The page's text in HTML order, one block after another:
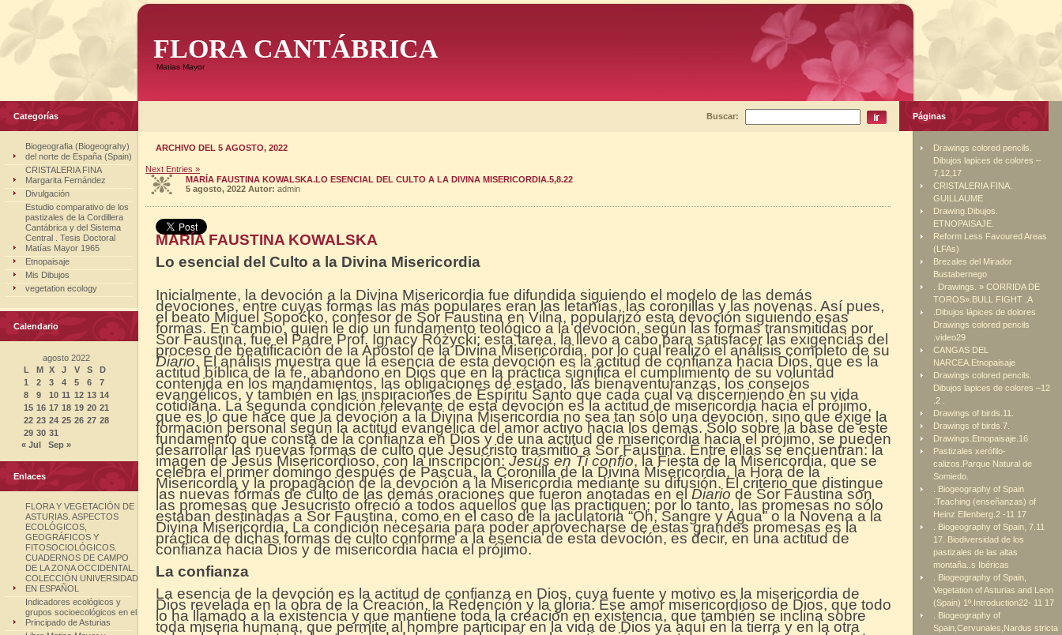
FLORA CANTÁBRICA
Matias Mayor
Categorías
Biogeografia (Biogeograhy)
del norte de España (Spain)
CRISTALERIA FINA
Margarita Fernández
Divulgación
Estudio comparativo de los
pastizales de la Cordillera
Cantábrica y del Sistema
Central . Tesis Doctoral
Matías Mayor 1965
Etnopaisaje
Mis Dibujos
vegetation ecology
Calendario
agosto 2022
L
M X J V S
D
1
2 3 4 5 6
7
8
9 10 11 12 13 14
15 16 17 18 19 20 21
22 23 24 25 26 27 28
29 30 31
« Jul
Sep »
Enlaces
FLORA Y VEGETACIÓN DE
ASTURIAS. ASPECTOS
ECOLÓGICOS,
GEOGRÁFICOS Y
FITOSOCIOLÓGICOS.
CUADERNOS DE CAMPO
DE LA ZONA OCCIDENTAL.
COLECCIÓN UNIVERSIDAD
EN ESPAÑOL
Indicadores ecológicos y
grupos socioecológicos en el
Principado de Asturias
Buscar:
ARCHIVO DEL 5 AGOSTO, 2022
Next Entries »
MARÍA FAUSTINA KOWALSKA.LO ESENCIAL DEL CULTO A LA DIVINA MISERICORDIA.5,8.22
5 agosto, 2022 Autor: admin
MARÍA FAUSTINA KOWALSKA
Lo esencial del Culto a la Divina Misericordia
Inicialmente, la devoción a la Divina Misericordia fue difundida siguiendo el modelo de las demás
devociones, entre cuyas formas las más populares eran las letanías, las coronillas y las novenas. Así pues,
el beato Miguel Sopoćko, confesor de Sor Faustina en Vilna, popularizó esta devoción siguiendo esas
formas. En cambio, quien le dio un fundamento teológico a la devoción, según las formas transmitidas por
Sor Faustina, fue el Padre Prof. Ignacy Różycki; esta tarea, la llevo a cabo para satisfacer las exigencias del
proceso de beatificación de la Apóstol de la Divina Misericordia, por lo cual realizó el análisis completo de su
Diario. El análisis muestra que la esencia de esta devoción es la actitud de confianza hacia Dios, que es la
actitud bíblica de la fe, abandono en Dios que en la práctica significa el cumplimiento de su voluntad
contenida en los mandamientos, las obligaciones de estado, las bienaventuranzas, los consejos
evangélicos, y también en las inspiraciones de Espíritu Santo que cada cual va discerniendo en su vida
cotidiana. La segunda condición relevante de esta devoción es la actitud de misericordia hacia el prójimo,
que es lo que hace que la devoción a la Divina Misericordia no sea tan sólo una devoción, sino que exige la
formación personal según la actitud evangélica del amor activo hacia los demás. Sólo sobre la base de este
fundamento que consta de la confianza en Dios y de una actitud de misericordia hacia el prójimo, se pueden
desarrollar las nuevas formas de culto que Jesucristo trasmitió a Sor Faustina. Entre ellas se encuentran: la
imagen de Jesús Misericordioso, con la inscripción: Jesús en Ti confío, la Fiesta de la Misericordia, que se
celebra el primer domingo después de Pascua, la Coronilla de la Divina Misericordia, la Hora de la
Misericordia y la propagación de la devoción a la Misericordia mediante su difusión. El criterio que distingue
las nuevas formas de culto de las demás oraciones que fueron anotadas en el Diario de Sor Faustina son
las promesas que Jesucristo ofreció a todos aquellos que las practiquen; por lo tanto, las promesas no sólo
estaban destinadas a Sor Faustina, como en el caso de la jaculatoria “Oh, Sangre y Agua” o la Novena a la
Divina Misericordia. La condición necesaria para poder aprovecharse de estas grandes promesas es la
práctica de dichas formas de culto conforme a la esencia de esta devoción, es decir, en una actitud de
confianza hacia Dios y de misericordia hacia el prójimo.
La confianza
La esencia de la devoción es la actitud de confianza en Dios, cuya fuente y motivo es la misericordia de
Dios revelada en la obra de la Creación, la Redención y la gloria. Ese amor misericordioso de Dios, que todo
lo ha llamado a la existencia y que mantiene toda la creación en existencia, que también se inclina sobre
toda miseria humana, que permite al hombre participar en la vida de Dios ya aquí en la tierra y en la otra
Páginas
Drawings colored pencils.
Dibujos lapices de colores –
7,12,17
CRISTALERIA FINA.
GUILLAUME
Drawing.Dibujos.
ETNOPAISAJE.
Reform Less Favoured Areas
(LFAs)
Brezales del Mirador
Bustabernego
. Drawings. » CORRIDA DE
TOROS».BULL FIGHT .A
.Dibujos lápices de dolores
Drawings colored pencils
.video29
CANGAS DEL
NARCEA.Etnopaisaje
Drawings colored pencils.
Dibujos lapices de colores –12
.2 .
Drawings of birds.11.
Drawings of birds.7.
Drawings.Etnopaisaje.16
Pastizales xerófilo-
calizos.Parque Natural de
Somiedo.
. Biogeography of Spain
.Teaching (enseñanzas) of
Heinz Ellenberg.2 -11 17
. Biogeography of Spain, 7.11
17. Biodiversidad de los
pastizales de las altas
montaña..s Ibéricas
. Biogeography of Spain,
Vegetation of Asturias and Leon
(Spain) 1º.Introduction22- 11 17
. Biogeography of
Spain,Cervunales,Nardus stricta